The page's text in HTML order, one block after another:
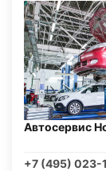
Автосервис
+7 (495) 023-